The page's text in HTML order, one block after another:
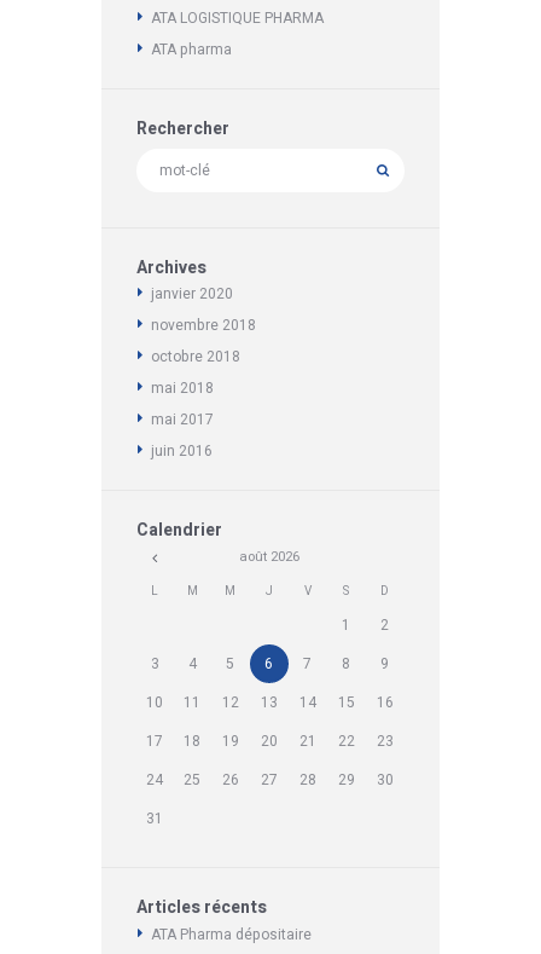
ATA LOGISTIQUE PHARMA
ATA pharma
Rechercher
Archives
janvier 2020
novembre 2018
octobre 2018
mai 2018
mai 2017
juin 2016
Calendrier
août 2026
L M M J V S D
1
2
3
4 5 6 7 8
9
10
11 12 13 14 15
16
17
18 19 20 21 22
23
24
25 26 27 28 29
30
31
Articles récents
ATA Pharma dépositaire